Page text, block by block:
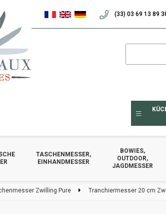
TASCHENMESSER,
EINHANDMESSER
BOWIES,
OUTDOOR,
JAGDMESSER
Zwilling Pure Tranchiermesser 20 cm
(33) 03 69 13 89